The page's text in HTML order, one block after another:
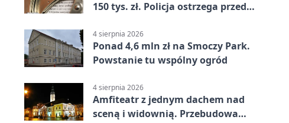
150 tys. zł. Policja ostrzega przed
4 sierpnia 2026
Ponad 4,6 mln zł na Smoczy Park.
Powstanie tu wspólny ogród
4 sierpnia 2026
Amfiteatr z jednym dachem nad
sceną i widownią. Przebudowa